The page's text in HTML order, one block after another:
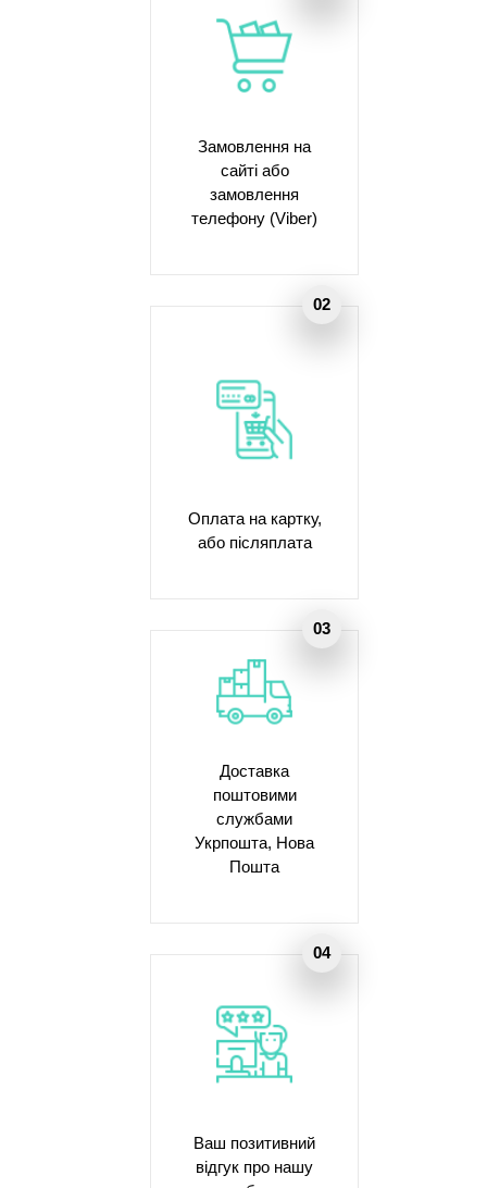
Замовлення на
сайті або
замовлення
телефону (Viber)
Оплата на картку,
або післяплата
Доставка
поштовими
службами
Укрпошта, Нова
Пошта
Ваш позитивний
відгук про нашу